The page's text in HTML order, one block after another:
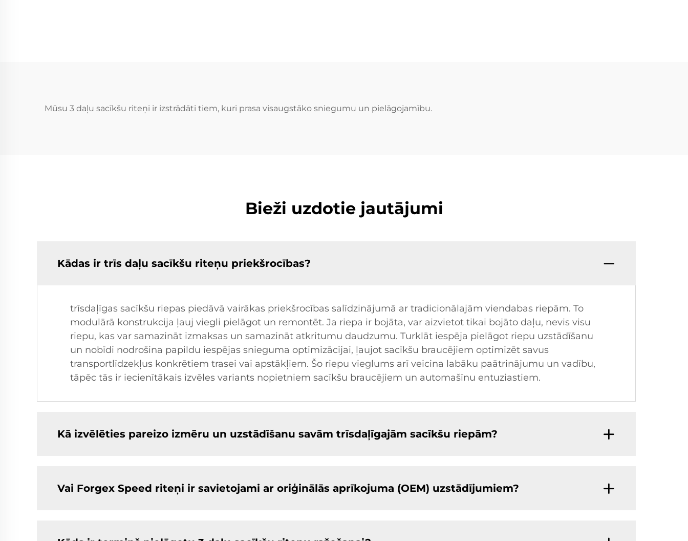
Mūsu 3 daļu sacīkšu riteņi ir izstrādāti tiem, kuri prasa visaugstāko sniegumu un pielāgojamību.
Bieži uzdotie jautājumi
Kādas ir trīs daļu sacīkšu riteņu priekšrocības?
trīsdaļīgas sacīkšu riepas piedāvā vairākas priekšrocības salīdzinājumā ar tradicionālajām viendabas riepām. To
modulārā konstrukcija ļauj viegli pielāgot un remontēt. Ja riepa ir bojāta, var aizvietot tikai bojāto daļu, nevis visu
riepu, kas var samazināt izmaksas un samazināt atkritumu daudzumu. Turklāt iespēja pielāgot riepu uzstādīšanu
un nobīdi nodrošina papildu iespējas snieguma optimizācijai, ļaujot sacīkšu braucējiem optimizēt savus
transportlīdzekļus konkrētiem trasei vai apstākļiem. Šo riepu vieglums arī veicina labāku paātrinājumu un vadību,
tāpēc tās ir iecienītākais izvēles variants nopietniem sacīkšu braucējiem un automašīnu entuziastiem.
Kā izvēlēties pareizo izmēru un uzstādīšanu savām trīsdaļīgajām sacīkšu riepām?
Vai Forgex Speed riteņi ir savietojami ar oriģinālās aprīkojuma (OEM) uzstādījumiem?